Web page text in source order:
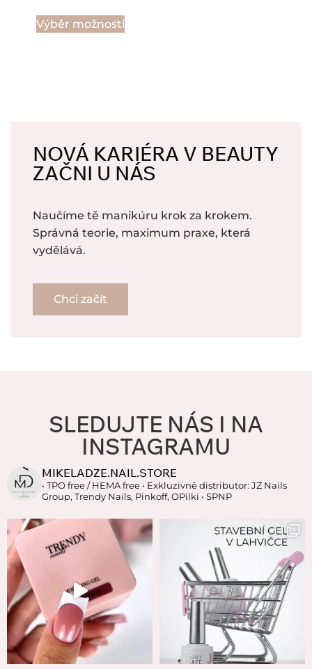
Výběr možností
NOVÁ KARIÉRA V BEAUTY
ZAČNI U NÁS
Naučíme tě manikúru krok za krokem.
Správná teorie, maximum praxe, která
vydělává.
Chci začít
SLEDUJTE NÁS I NA
INSTAGRAMU
MIKELADZE.NAIL.STORE
• TPO free / HEMA free • Exkluzivně distributor: JZ Nails
Group, Trendy Nails, Pinkoff, OPilki • SPNP